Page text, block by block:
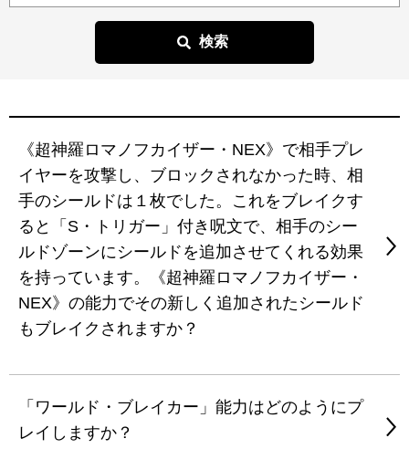
《超神羅ロマノフカイザー・NEX》で相手プレ
イヤーを攻撃し、ブロックされなかった時、相
手のシールドは１枚でした。これをブレイクす
ると「S・トリガー」付き呪文で、相手のシー
ルドゾーンにシールドを追加させてくれる効果
を持っています。《超神羅ロマノフカイザー・
NEX》の能力でその新しく追加されたシールド
もブレイクされますか？
「ワールド・ブレイカー」能力はどのようにプ
レイしますか？